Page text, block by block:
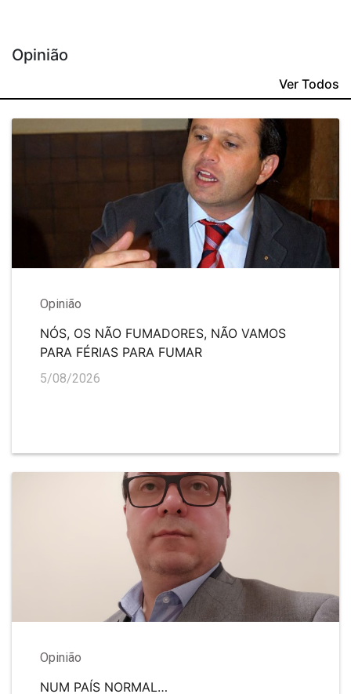
Opinião
Ver Todos
Opinião
NÓS, OS NÃO FUMADORES, NÃO VAMOS
PARA FÉRIAS PARA FUMAR
5/08/2026
Opinião
NUM PAÍS NORMAL…